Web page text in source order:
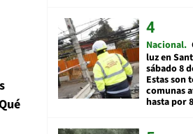
Nacional
luz en
sábado 8
Estas son
comunas
hasta por